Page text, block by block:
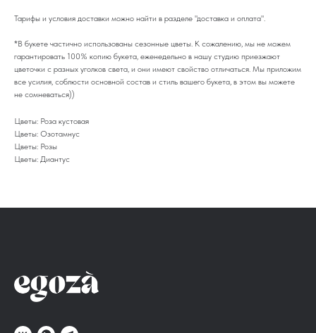
Тарифы и условия доставки можно найти в разделе "доставка и оплата".
*В букете частично использованы сезонные цветы. К сожалению, мы не можем
гарантировать 100% копию букета, еженедельно в нашу студию приезжают
цветочки с разных уголков света, и они имеют свойство отличаться. Мы приложим
все усилия, соблюсти основной состав и стиль вашего букета, в этом вы можете
не сомневаться))
Цветы: Роза кустовая
Цветы: Озотамнус
Цветы: Розы
Цветы: Диантус